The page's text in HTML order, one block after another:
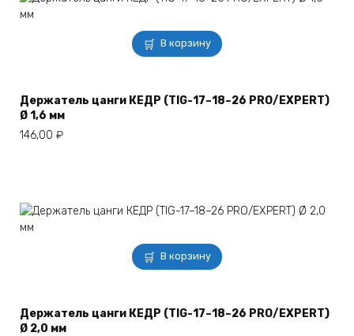
В корзину
Держатель цанги КЕДР (TIG-17–18–26 PRO/EXPERT)
Ø 1,6 мм
146,00 ₽
В корзину
Держатель цанги КЕДР (TIG-17–18–26 PRO/EXPERT)
Ø 2,0 мм